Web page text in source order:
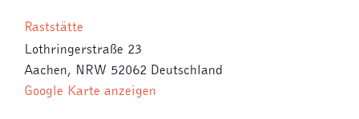
Raststätte
Lothringerstraße 23
Aachen, NRW 52062 Deutschland
Google Karte anzeigen